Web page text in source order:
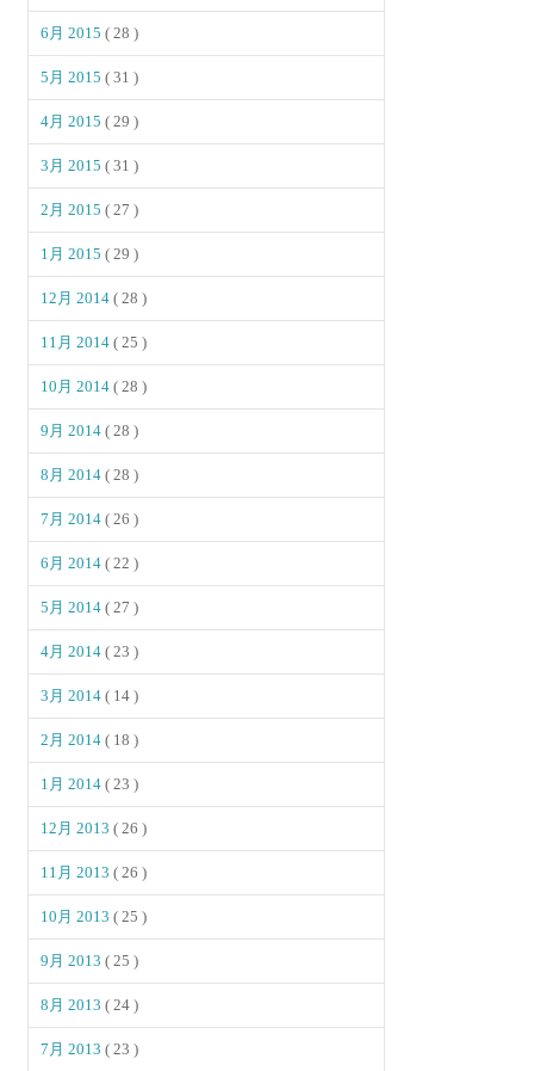
6月 2015( 28 )
5月 2015( 31 )
4月 2015( 29 )
3月 2015( 31 )
2月 2015( 27 )
1月 2015( 29 )
12月 2014( 28 )
11月 2014( 25 )
10月 2014( 28 )
9月 2014( 28 )
8月 2014( 28 )
7月 2014( 26 )
6月 2014( 22 )
5月 2014( 27 )
4月 2014( 23 )
3月 2014( 14 )
2月 2014( 18 )
1月 2014( 23 )
12月 2013( 26 )
11月 2013( 26 )
10月 2013( 25 )
9月 2013( 25 )
8月 2013( 24 )
7月 2013( 23 )